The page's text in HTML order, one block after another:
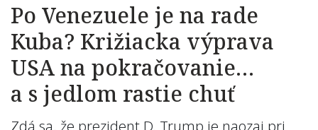
Po Venezuele je na rade
Kuba? Križiacka výprava
USA na pokračovanie…
a s jedlom rastie chuť
Zdá sa, že prezident D. Trump je naozaj pri